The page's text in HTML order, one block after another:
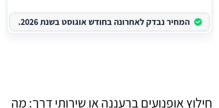
המחיר נבדק לאחרונה בחודש אוגוסט בשנת 2026.
חילוץ אופנועים ברעננה או שירותי דרך: מה